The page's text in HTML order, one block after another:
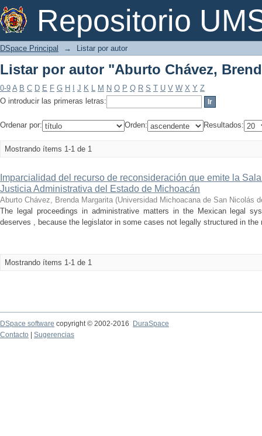
Repositorio
Listar por autor "Aburto Chávez,
DSpace Principal → Listar por autor
Listar por autor "Aburto Chávez,
0-9 A B C D E F G H J K L M N O P Q R S T U V W X Y Z
O introducir las primeras letras:
Ordenar por: Orden: Resultados:
Mostrando ítems 1-1 de 1
Imparcialidad del recurso de reconsideración que emite la
Justicia Administrativa del Estado de Michoacán
Aburto Chávez, Brenda Margarita (Universidad Michoacana de San Nicolás
The legal proceedings in administrative matters in the Mexican legal
deserves , because the legislator in some cases not legally structured in
Mostrando ítems 1-1 de 1
DSpace software copyright © 2002-2016
DuraSpace
Contacto
Sugerencias